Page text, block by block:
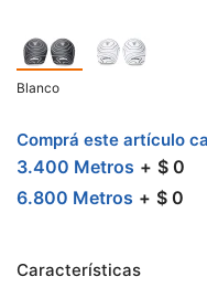
Blanco
Comprá este artículo
3.400 Metros $ 0
6.800 Metros $ 0
Características